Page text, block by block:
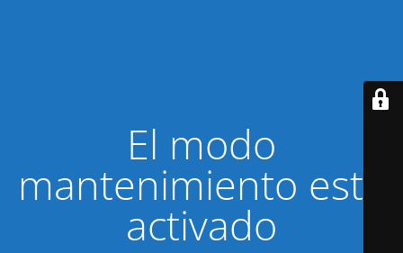
El modo
mantenimiento está
activado